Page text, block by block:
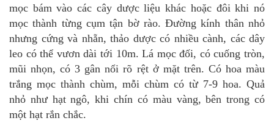
mọc bám vào các cây dược liệu khác hoặc đôi khi nó
mọc thành từng cụm tận bờ rào. Đường kính thân nhỏ
nhưng cứng và nhẵn, thảo dược có nhiều cành, các dây
leo có thể vươn dài tới 10m. Lá mọc đối, có cuống tròn,
mũi nhọn, có 3 gân nổi rõ rệt ở mặt trên. Có hoa màu
trắng mọc thành chùm, mỗi chùm có từ 7-9 hoa. Quả
nhỏ như hạt ngô, khi chín có màu vàng, bên trong có
một hạt rắn chắc.